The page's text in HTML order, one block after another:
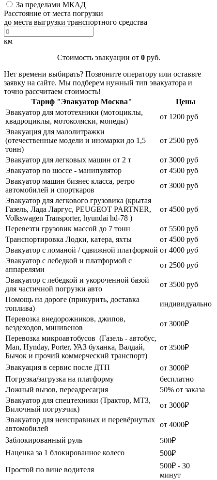
За пределами МКАД
Расстояние от места погрузки
до места выгрузки транспортного средства
км
Стоимость эвакуации от 0руб.
Нет времени выбирать? Позвоните оператору или оставьте
заявку на сайте. Мы подберем нужный тип эвакуатора и
точно рассчитаем стоимость!
Тариф "Эвакуатор Москва"
Цены
Эвакуатор для мототехники (мотоциклы,
квадроциклы, мотоколяски, мопеды)
от 1200 руб
Эвакуация для малолитражки
(отечественные модели и иномарки до 1,5
тонн)
от 2500 руб
Эвакуатор для легковых машин от 2 т
от 3000 руб
Эвакуатор по шоссе - манипулятор
от 4500 руб
Эвакуатор машин бизнес класса, ретро
автомобилей и спорткаров
от 3000 руб
Эвакуатор для легкового грузовика (крытая
Газель, Лада Ларгус, PEUGEOT PARTNER,
Volkswagen Transporter, hyundai hd-78 )
от 4500 руб
Перевезти грузовик массой до 7 тонн
от 5500 руб
Транспортировка Лодки, катера, яхты
от 4500 руб
Эвакуатор c ломаной / сдвижной платформой от 4000 руб
Эвакуатор с лебедкой и платформой с
аппарелями
от 2500 руб
Эвакуатор с лебедкой и укороченной базой
для частичной погрузки авто
от 3500 руб
Помощь на дороге (прикурить, доставка
топлива)
индивидуально
Перевозка внедорожников, джипов,
вездеходов, минивенов
от 3000₽
Перевозка микроавтобусов (Газель - автобус,
Man, Hynday, Porter, УАЗ буханка, Валдай,
Бычок и прочий коммерческий транспорт)
от 3500₽
Эвакуация в сервис после ДТП
от 3000₽
Погрузка/загрузка на платформу
бесплатно
Ложный вызов, переадресация
50% от заказа
Эвакуатор для спецтехники (Трактор, МТЗ,
Вилочный погрузчик)
от 3000₽
Эвакуатор для неисправных и перевёрнутых
автомобилей
от 4000₽
Заблокированный руль
500₽
Наценка за 1 блокированное колесо
500₽
Простой по вине водителя
500₽ - 30
минут